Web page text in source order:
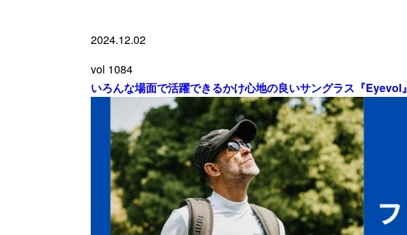
2024.12.02
vol 1084
いろんな場面で活躍できるかけ心地の良いサングラス『Eyevol』